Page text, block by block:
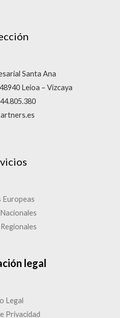
Santa Ana
Leioa – Vizcaya
Europeas
legal
Legal
Privacidad